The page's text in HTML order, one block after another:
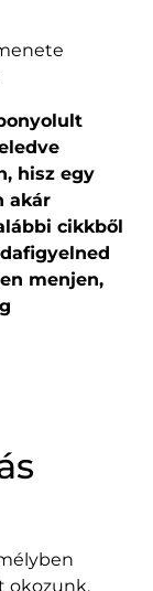
hisz egy
akár
cikkből
menjen,
okozunk.